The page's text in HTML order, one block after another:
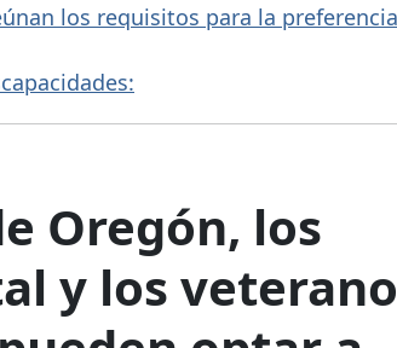
los requisitos para la
Oregón, los
y los